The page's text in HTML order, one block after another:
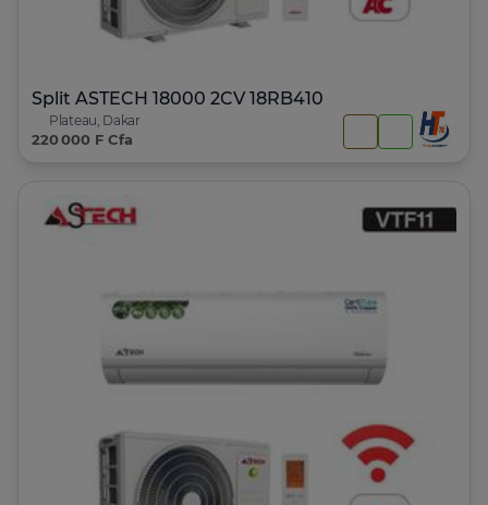
Split ASTECH 18000 2CV 18RB410
Plateau, Dakar
220 000 F Cfa